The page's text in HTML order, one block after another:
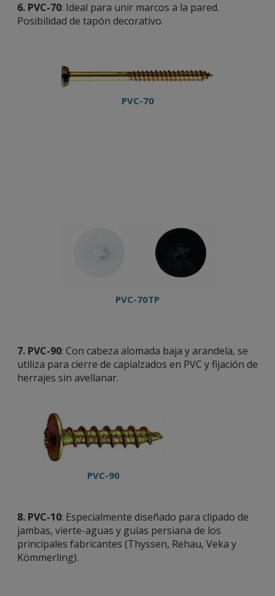
6. PVC-70: Ideal para unir marcos a la pared.
Posibilidad de tapón decorativo.
PVC-70
PVC-70TP
7. PVC-90: Con cabeza alomada baja y arandela, se
utiliza para cierre de capialzados en PVC y fijación de
herrajes sin avellanar.
PVC-90
8. PVC-10: Especialmente diseñado para clipado de
jambas, vierte-aguas y guías persiana de los
principales fabricantes (Thyssen, Rehau, Veka y
Kömmerling).